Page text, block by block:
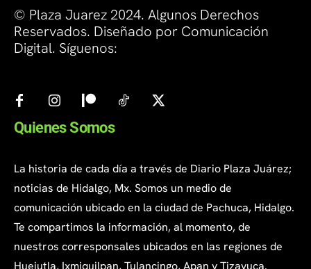
© Plaza Juarez 2024. Algunos Derechos
Reservados. Diseñado por Comunicación
Digital. Síguenos:
Quienes Somos
La historia de cada día a través de Diario Plaza Juárez;
noticias de Hidalgo, Mx. Somos un medio de
comunicación ubicado en la ciudad de Pachuca, Hidalgo.
Te compartimos la información, al momento, de
nuestros corresponsales ubicados en las regiones de
Huejutla, Ixmiquilpan, Tulancingo, Apan y Tizayuca.